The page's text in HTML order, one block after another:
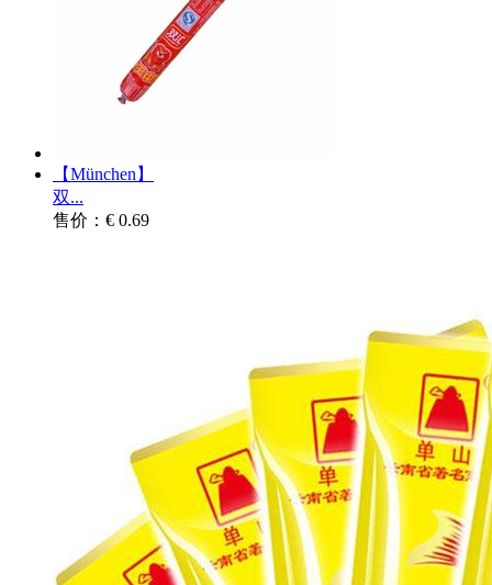
【München】
双...
售价：€ 0.69